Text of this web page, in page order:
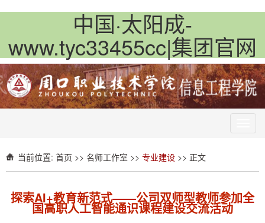
中国·太阳成-
www.tyc33455cc|集团官网
当前位置: 首页 >> 名师工作室 >> 专业建设 >> 正文
探索AI+教育新范式——公司双师型教师参加全
国高职人工智能通识课程建设交流活动